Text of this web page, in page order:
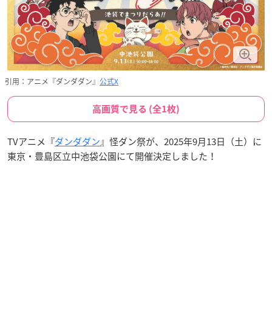
引用：アニメ『ダンダダン』 公式X
高画質で見る (全1枚)
TVアニメ『ダンダダン』怪ダン祭が、2025年9月13日（土）に
東京・豊島区立中池袋公園にて開催決定しました！